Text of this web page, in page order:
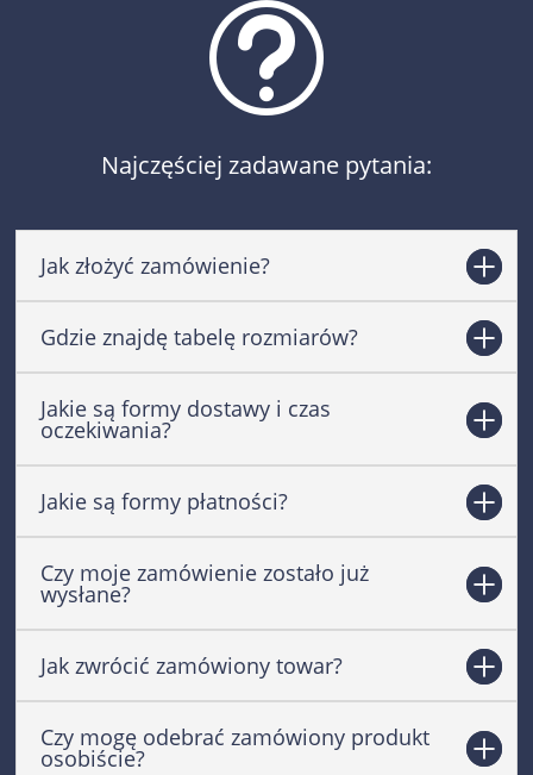
t
Najczęściej zadawane pytania:
Jak złożyć zamówienie?
Gdzie znajdę tabelę rozmiarów?
Jakie są formy dostawy i czas
oczekiwania?
Jakie są formy płatności?
Czy moje zamówienie zostało już
wysłane?
Jak zwrócić zamówiony towar?
Czy mogę odebrać zamówiony produkt
osobiście?